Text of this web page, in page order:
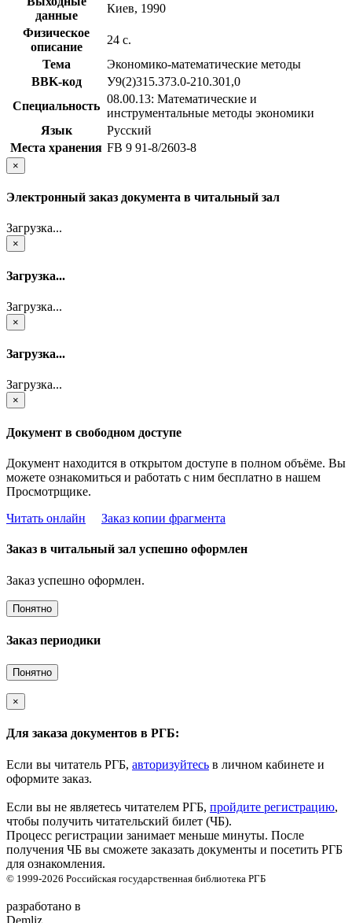
данные
Киев, 1990
Физическое
описание
24 с.
Тема
Экономико-математические методы
BBK-код
У9(2)315.373.0-210.301,0
Специальность
08.00.13: Математические и
инструментальные методы экономики
Язык
Русский
Места хранения FB 9 91-8/2603-8
×
Электронный заказ документа в читальный зал
Загрузка...
×
Загрузка...
Загрузка...
×
Загрузка...
Загрузка...
×
Документ в свободном доступе
Документ находится в открытом доступе в полном объёме. Вы
можете ознакомиться и работать с ним бесплатно в нашем
Просмотрщике.
Читать онлайн
Заказ копии фрагмента
Заказ в читальный зал успешно оформлен
Заказ успешно оформлен.
Понятно
Заказ периодики
Понятно
×
Для заказа документов в РГБ:
Если вы читатель РГБ, авторизуйтесь в личном кабинете и
оформите заказ.
Если вы не являетесь читателем РГБ, пройдите регистрацию,
чтобы получить читательский билет (ЧБ).
Процесс регистрации занимает меньше минуты. После
получения ЧБ вы сможете заказать документы и посетить РГБ
для ознакомления.
© 1999-2026 Российская государственная библиотека РГБ
разработано в
Demliz